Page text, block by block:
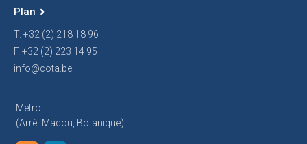
Plan
T. +32 (2) 218 18 96
F. +32 (2) 223 14 95
info@cota.be
Metro
(arrêt Madou, Botanique)